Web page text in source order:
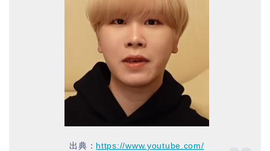
出典： https://www.youtube.com/